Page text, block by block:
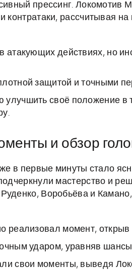
прессинг. Локомотив
контратаки, рассчитывая
атакующих действиях, но
защитой и точными
своё положение в
и обзор
в первые минуты стало
мастерство и
Воробьёва и
реализовал момент, открыв
ударом, уравняв
свои моменты, выведя